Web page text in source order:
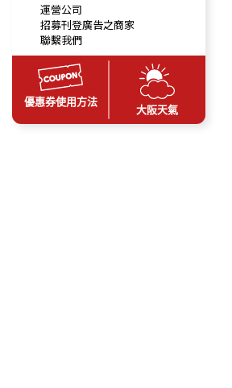
運營公司
招募刊登廣告之商家
聯繫我們
優惠券使用方法
大阪天氣